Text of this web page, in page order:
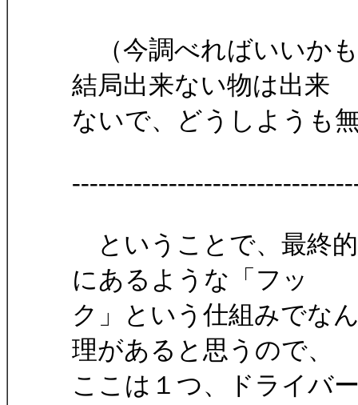
（今調べればいいか
結局出来ない物は出来
ないで、どうしようも
ということで、最終
にあるような「フッ
ク」という仕組みでな
理があると思うので、
ここは１つ、ドライバ